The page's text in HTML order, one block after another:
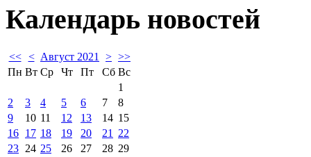
Календарь новостей
<< < Август 2021 > >>
Пн Вт Ср Чт Пт Сб Вс
1
2
3 4 5 6 7
8
9
10 11 12 13 14 15
16 17 18 19 20 21
22
23 24 25 26 27 28 29